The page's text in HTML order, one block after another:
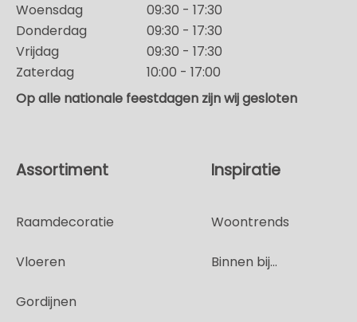
Woensdag
09:30 - 17:30
Donderdag
09:30 - 17:30
Vrijdag
09:30 - 17:30
Zaterdag
10:00 - 17:00
Op alle nationale feestdagen zijn wij gesloten
Assortiment
Raamdecoratie
Vloeren
Gordijnen
Inspiratie
Woontrends
Binnen bij...